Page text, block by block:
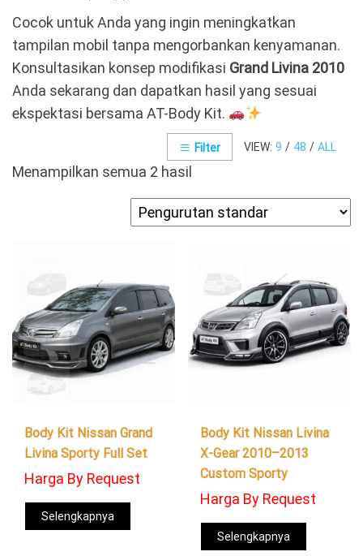
Cocok untuk Anda yang ingin meningkatkan
tampilan mobil tanpa mengorbankan kenyamanan.
Konsultasikan konsep modifikasi Grand Livina 2010
Anda sekarang dan dapatkan hasil yang sesuai
ekspektasi bersama AT-Body Kit.
VIEW: 9 / 48 / ALL
Filter
Menampilkan semua 2 hasil
Body Kit Nissan Grand
Livina Sporty Full Set
Harga By Request
Selengkapnya
Body Kit Nissan Livina
X-Gear 2010–2013
Custom Sporty
Harga By Request
Selengkapnya